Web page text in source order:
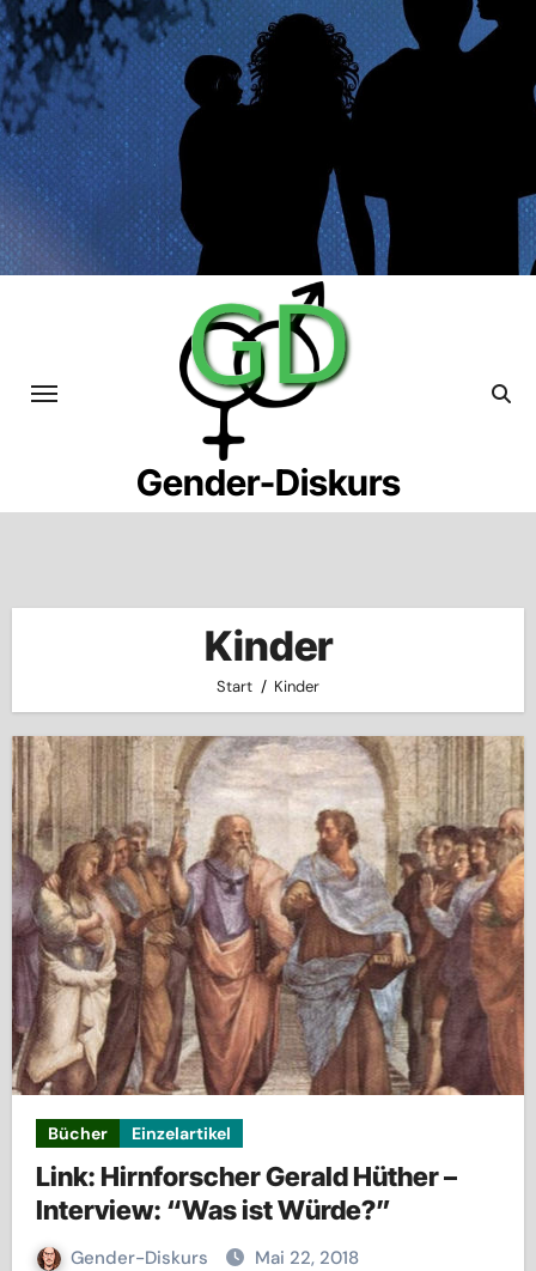
Skip
to
content
Gender-Diskurs
Kinder
Start Kinder
Bücher Einzelartikel
Link: Hirnforscher Gerald Hüther –
Interview: “Was ist Würde?”
Gender-Diskurs Mai 22, 2018